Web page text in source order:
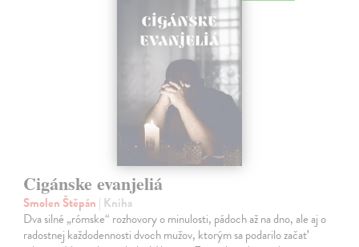
Cigánske evanjeliá
Smolen Štěpán | Kniha
Dva silné „rómske“ rozhovory o minulosti, pádoch až na dno, ale aj o
radostnej každodennosti dvoch mužov, ktorým sa podarilo začať